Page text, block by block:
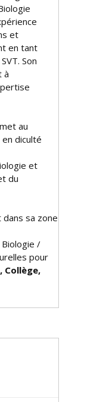
et
en tant
Son
à
au
difficulté
et
du
dans sa zone
Biologie /
pour
Collège,